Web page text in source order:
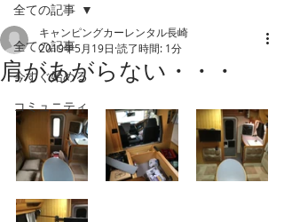
全ての記事
今すぐ始める
コミュニティ
全ての記事
肩があがらない・・・
キャンピングカーレンタル長崎
2019年5月19日 読了時間: 1分